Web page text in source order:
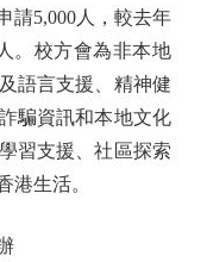
5,000人，較去年
。校方會為非本地
語言支援、精神健
騙資訊和本地文化
習支援、社區探索
港生活。